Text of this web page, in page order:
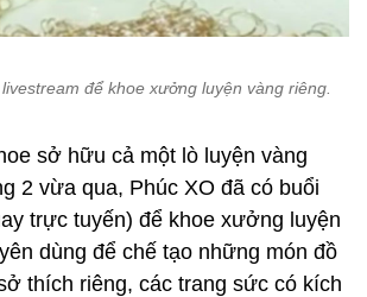
để khoe xưởng luyện vàng riêng.
sở hữu cả một lò luyện vàng
2 vừa qua, Phúc XO đã có buổi
trực tuyến) để khoe xưởng luyện
dùng để chế tạo những món đồ
thích riêng, các trang sức có kích